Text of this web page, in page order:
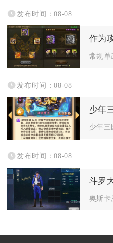
发布时间：08-08
发布时间：08-08
发布时间：08-08